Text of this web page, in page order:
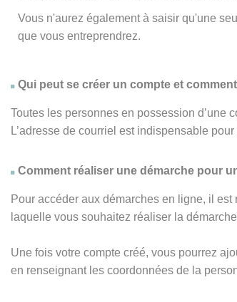
Vous n'aurez également à saisir qu'une
que vous entreprendrez.
Qui peut se créer un compte et
Toutes les personnes en possession d’une
L’adresse de courriel est indispensable
Comment réaliser une démarche pour
Pour accéder aux démarches en ligne, il
laquelle vous souhaitez réaliser la
Une fois votre compte créé, vous pourrez
en renseignant les coordonnées de la